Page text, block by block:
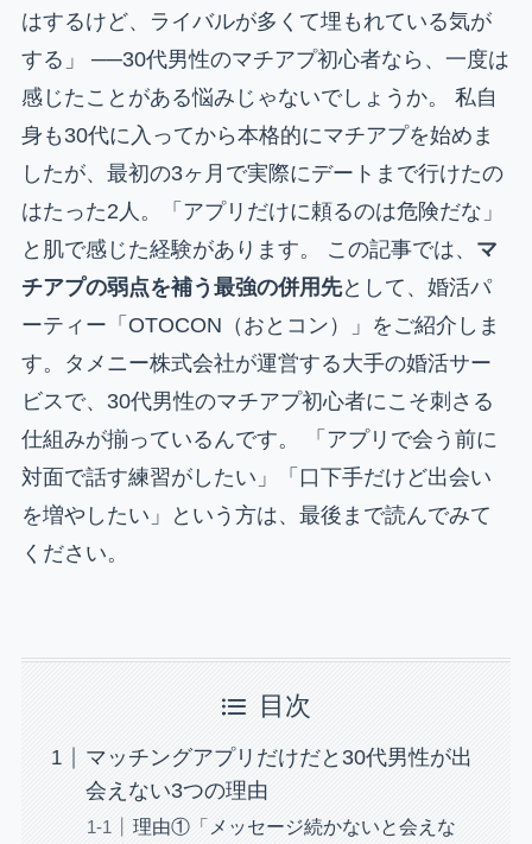
はするけど、ライバルが多くて埋もれている気が
する」 ──30代男性のマチアプ初心者なら、一度は
感じたことがある悩みじゃないでしょうか。 私自
身も30代に入ってから本格的にマチアプを始めま
したが、最初の3ヶ月で実際にデートまで行けたの
はたった2人。「アプリだけに頼るのは危険だな」
と肌で感じた経験があります。 この記事では、 マ
チアプの弱点を補う最強の併用先として、婚活パ
ーティー「OTOCON（おとコン）」をご紹介しま
す。タメニー株式会社が運営する大手の婚活サー
ビスで、30代男性のマチアプ初心者にこそ刺さる
仕組みが揃っているんです。 「アプリで会う前に
対面で話す練習がしたい」「口下手だけど出会い
を増やしたい」という方は、最後まで読んでみて
ください。
目次
マッチングアプリだけだと30代男性が出
会えない3つの理由
理由①「メッセージ続かないと会えな